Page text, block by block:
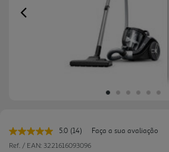
Previous
5.0 Leu
14
(14)
Faça a sua avaliação
Ref. / EAN: 3221616093096